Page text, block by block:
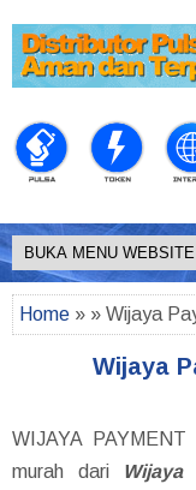
Home » » Wijaya
Wijaya
WIJAYA
murah dari
Wijaya